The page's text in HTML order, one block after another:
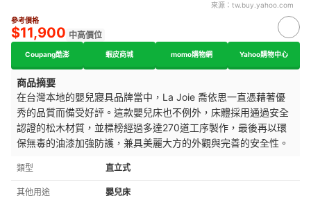
來源： tw.buy.yahoo.com
參考價格
$11,900 中高價位
Coupang酷澎 蝦皮商城 momo購物網 Yahoo購物中心
商品摘要
在台灣本地的嬰兒寢具品牌當中， La Joie 喬依思一直憑藉著優
秀的品質而備受好評。這款嬰兒床也不例外， 床體採用通過安全
認證的松木材質，並標榜經過多達270道工序製作，最後再以環
保無毒的油漆加強防護，兼具美麗大方的外觀與完善的安全性。
類型 直立式
其他用途 嬰兒床